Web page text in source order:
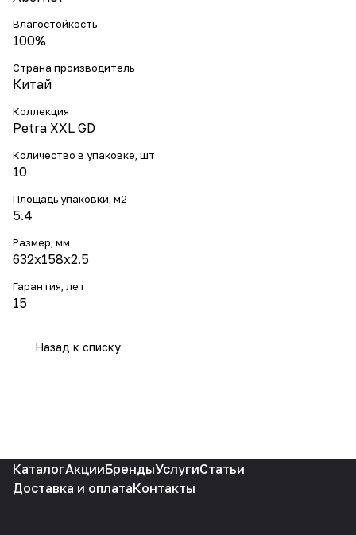
Влагостойкость
100%
Страна производитель
Китай
Коллекция
Petra XXL GD
Количество в упаковке, шт
10
Площадь упаковки, м2
5.4
Размер, мм
632х158х2.5
Гарантия, лет
15
Назад к списку
КаталогАкцииБрендыУслугиСтатьи
Доставка и оплатаКонтакты